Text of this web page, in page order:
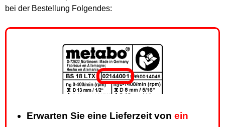
bei der Bestellung Folgendes:
Erwarten Sie eine Lieferzeit von ein